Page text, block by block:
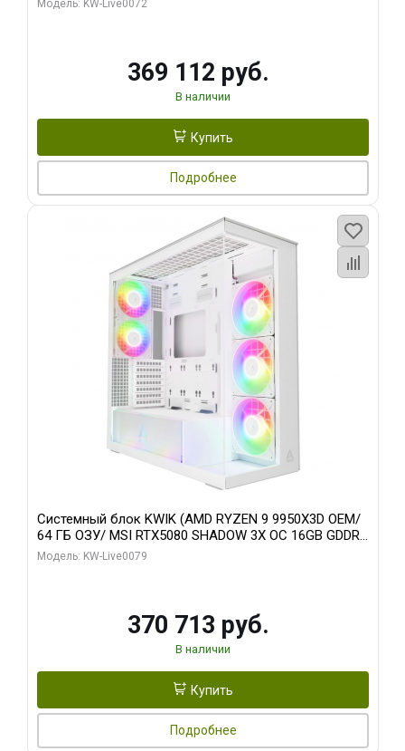
Модель: KW-Live0072
369 112 руб.
В наличии
Купить
Подробнее
Системный блок KWIK (AMD RYZEN 9 9950X3D OEM/
64 ГБ ОЗУ/ MSI RTX5080 SHADOW 3X OC 16GB GDDR7
256bit 3xDP HDMI/ 960 ГБ SSD)
Модель: KW-Live0079
370 713 руб.
В наличии
Купить
Подробнее